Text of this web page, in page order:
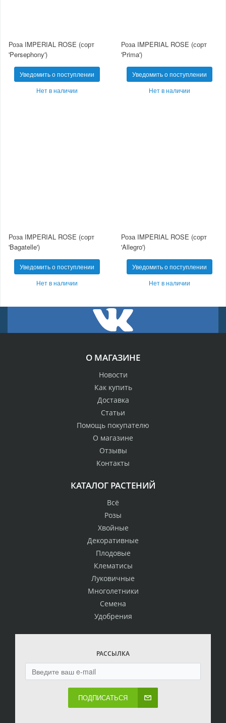
Роза IMPERIAL ROSE (сорт
'Persephony')
Уведомить о поступлении
Нет в наличии
Роза IMPERIAL ROSE (сорт
'Prima')
Уведомить о поступлении
Нет в наличии
Роза IMPERIAL ROSE (сорт
'Bagatelle')
Уведомить о поступлении
Нет в наличии
Роза IMPERIAL ROSE (сорт
'Allegro')
Уведомить о поступлении
Нет в наличии
О МАГАЗИНЕ
Новости
Как купить
Доставка
Статьи
Помощь покупателю
О магазине
Отзывы
Контакты
КАТАЛОГ РАСТЕНИЙ
Всё
Розы
Хвойные
Декоративные
Плодовые
Клематисы
Луковичные
Многолетники
Семена
Удобрения
РАССЫЛКА
ПОДПИСАТЬСЯ